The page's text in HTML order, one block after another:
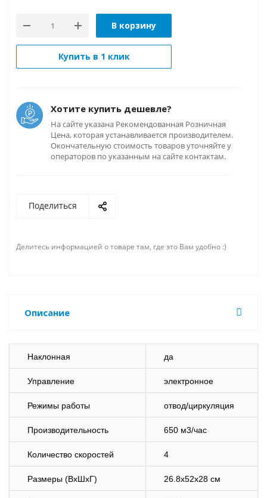
В корзину
Купить в 1 клик
Хотите купить дешевле?
На сайте указана Рекомендованная Розничная
Цена, которая устанавливается производителем.
Окончательную стоимость товаров уточняйте у
операторов по указанным на сайте контактам.
Поделиться
Делитесь информацией о товаре там, где это Вам удобно :)
Описание
Наклонная да
Управление электронное
Режимы работы отвод/циркуляция
Производительность 650 м3/час
Количество скоростей 4
Размеры (ВхШхГ) 26.8x52x28 см